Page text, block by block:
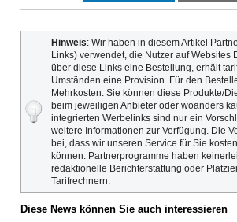
Hinweis: Wir haben in diesem Artikel
Links) verwendet, die Nutzer auf Websites
über diese Links eine Bestellung, erhält
Umständen eine Provision. Für den
Mehrkosten. Sie können diese Produkte/
beim jeweiligen Anbieter oder woanders
integrierten Werbelinks sind nur ein
weitere Informationen zur Verfügung. Die
bei, dass wir unseren Service für Sie
können. Partnerprogramme haben
redaktionelle Berichterstattung oder
Tarifrechnern.
Diese News können Sie auch interessieren